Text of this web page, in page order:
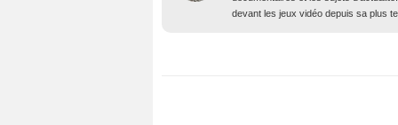
devant les jeux vidéo depuis sa plus